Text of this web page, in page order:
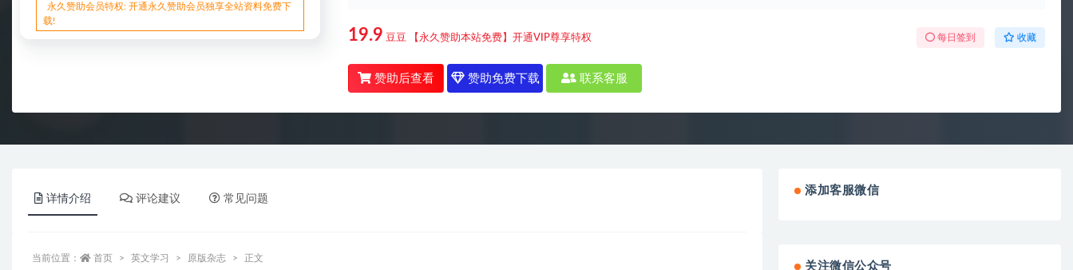
永久赞助会员特权: 开通永久赞助会员独享全站资料免费下
载!
19.9 豆豆 【永久赞助本站免费】开通VIP尊享特权 每日签到 收藏
赞助后查看 赞助免费下载 联系客服
详情介绍 评论建议 常见问题
当前位置： 首页 英文学习 原版杂志 正文
添加客服微信
关注微信公众号